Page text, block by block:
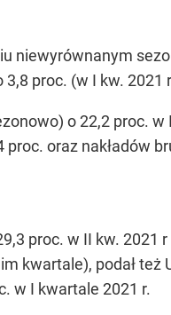
niewyrównanym
proc. (w I kw. 2021
o 22,2 proc. w
oraz nakładów
proc. w II kw. 2021
kwartale), podał
w I kwartale 2021 r.